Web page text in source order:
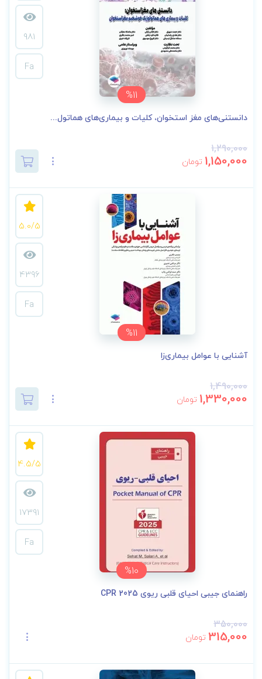
%11
981
Fa
دانستنی‌های مغز استخوان، کلیات و بیماری‌های هماتول...
1,290,000
1,150,000 تومان
%11
5.0/5
4396
Fa
آشنایی با عوامل بیماری‌زا
1,490,000
1,330,000 تومان
%10
4.5/5
17391
Fa
راهنمای جیبی احیای قلبی ریوی CPR 2025
350,000
315,000 تومان